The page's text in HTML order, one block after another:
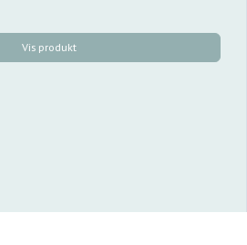
Vis produkt